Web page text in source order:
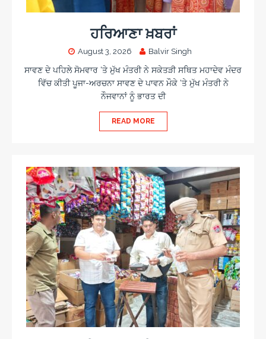
ਹਰਿਆਣਾ ਖ਼ਬਰਾਂ
August 3, 2026 Balvir Singh
ਸਾਵਣ ਦੇ ਪਹਿਲੇ ਸੋਮਵਾਰ ‘ਤੇ ਮੁੱਖ ਮੰਤਰੀ ਨੇ ਸਕੇਤੜੀ ਸਥਿਤ ਮਹਾਦੇਵ ਮੰਦਰ
ਵਿੱਚ ਕੀਤੀ ਪੂਜਾ-ਅਰਚਨਾ ਸਾਵਣ ਦੇ ਪਾਵਨ ਮੌਕੇ ‘ਤੇ ਮੁੱਖ ਮੰਤਰੀ ਨੇ
ਨੌਜਵਾਨਾਂ ਨੂੰ ਭਾਰਤ ਦੀ
READ MORE